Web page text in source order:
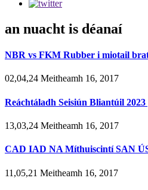
an nuacht is déanaí
NBR vs FKM Rubber i miotail
02,04,24 Meitheamh 16, 2017
Reáchtáladh Seisiún Bliantúil
13,03,24 Meitheamh 16, 2017
CAD IAD NA Míthuiscintí SAN
11,05,21 Meitheamh 16, 2017